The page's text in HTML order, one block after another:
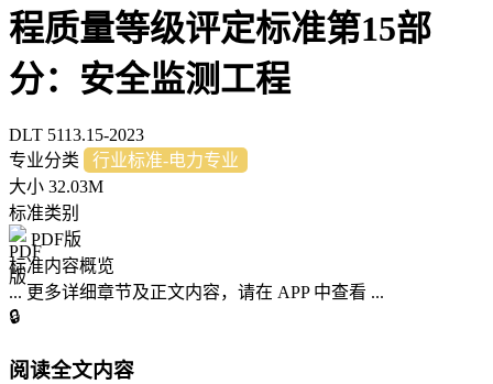
程质量等级评定标准第15部
分：安全监测工程
DLT 5113.15-2023
专业分类
行业标准-电力专业
大小 32.03M
标准类别
PDF版
标准内容概览
... 更多详细章节及正文内容，请在 APP 中查看 ...
🔒
阅读全文内容